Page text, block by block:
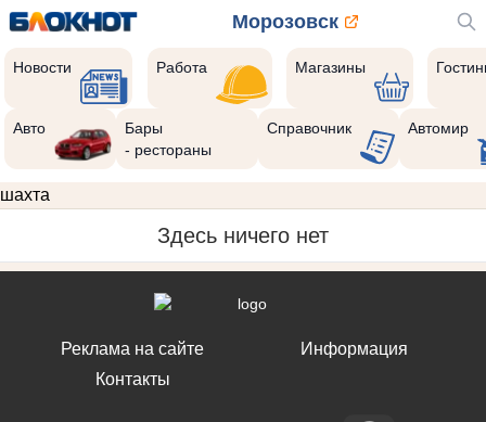
Морозовск
Новости Работа Магазины
Авто
Бары
- рестораны
Справочник Автомир
шахта
Здесь ничего нет
Реклама на сайте
Контакты
Информация